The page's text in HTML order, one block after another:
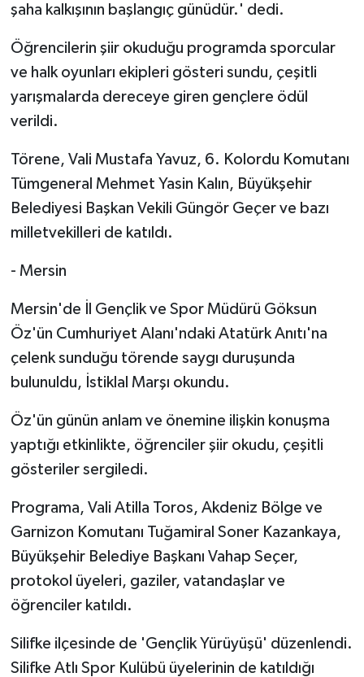
şaha kalkışının başlangıç günüdür.' dedi.
Öğrencilerin şiir okuduğu programda sporcular
ve halk oyunları ekipleri gösteri sundu, çeşitli
yarışmalarda dereceye giren gençlere ödül
verildi.
Törene, Vali Mustafa Yavuz, 6. Kolordu Komutanı
Tümgeneral Mehmet Yasin Kalın, Büyükşehir
Belediyesi Başkan Vekili Güngör Geçer ve bazı
milletvekilleri de katıldı.
- Mersin
Mersin'de İl Gençlik ve Spor Müdürü Göksun
Öz'ün Cumhuriyet Alanı'ndaki Atatürk Anıtı'na
çelenk sunduğu törende saygı duruşunda
bulunuldu, İstiklal Marşı okundu.
Öz'ün günün anlam ve önemine ilişkin konuşma
yaptığı etkinlikte, öğrenciler şiir okudu, çeşitli
gösteriler sergiledi.
Programa, Vali Atilla Toros, Akdeniz Bölge ve
Garnizon Komutanı Tuğamiral Soner Kazankaya,
Büyükşehir Belediye Başkanı Vahap Seçer,
protokol üyeleri, gaziler, vatandaşlar ve
öğrenciler katıldı.
Silifke ilçesinde de 'Gençlik Yürüyüşü' düzenlendi.
Silifke Atlı Spor Kulübü üyelerinin de katıldığı